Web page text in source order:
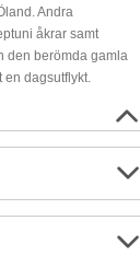
Andra
åkrar samt
den berömda gamla
en dagsutflykt.